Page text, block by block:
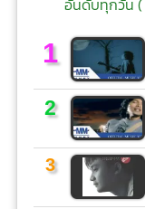
อันดับทุกวัน (
1
2
3